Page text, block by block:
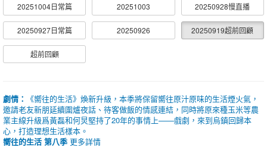
20251004日常篇 20251003 20250928慢直播
20250927日常篇 20250926 20250919超前回顧
超前回顧
劇情：
《嚮往的生活》煥新升級，本季將保留嚮往原汁原味的生活煙火氣，
邀請老友新朋延續圍爐夜話、待客做飯的情感連結，同時將原來種玉米等農
業主線升級爲黃磊和何炅堅持了20年的事情上——戲劇，來到烏鎮回歸本
心，打造理想生活樣本。
嚮往的生活 第八季 更多詳情